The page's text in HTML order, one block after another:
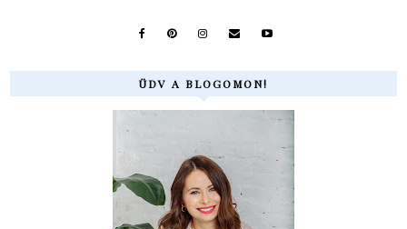
ÜDV A BLOGOMON!